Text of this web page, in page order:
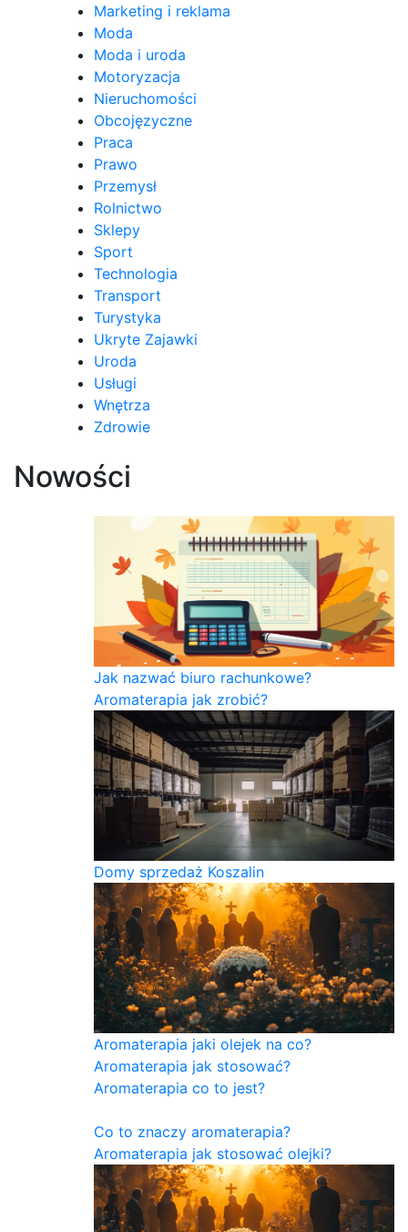
Marketing i reklama
Moda
Moda i uroda
Motoryzacja
Nieruchomości
Obcojęzyczne
Praca
Prawo
Przemysł
Rolnictwo
Sklepy
Sport
Technologia
Transport
Turystyka
Ukryte Zajawki
Uroda
Usługi
Wnętrza
Zdrowie
Nowości
Jak nazwać biuro rachunkowe?
Aromaterapia jak zrobić?
Domy sprzedaż Koszalin
Aromaterapia jaki olejek na co?
Aromaterapia jak stosować?
Aromaterapia co to jest?
Co to znaczy aromaterapia?
Aromaterapia jak stosować olejki?